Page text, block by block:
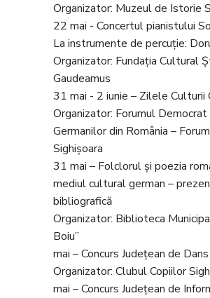
Organizator: Muzeul de Istorie
22 mai - Concertul pianistului
La instrumente de percuție:
Organizator: Fundația Cultural
Gaudeamus
31 mai - 2 iunie – Zilele Culturii
Organizator: Forumul
Germanilor din România –
Sighișoara
31 mai – Folclorul și poezia
mediul cultural german –
bibliografică
Organizator: Biblioteca
Boiu”
mai – Concurs Județean de Dans
Organizator: Clubul Copiilor
mai – Concurs Județean de